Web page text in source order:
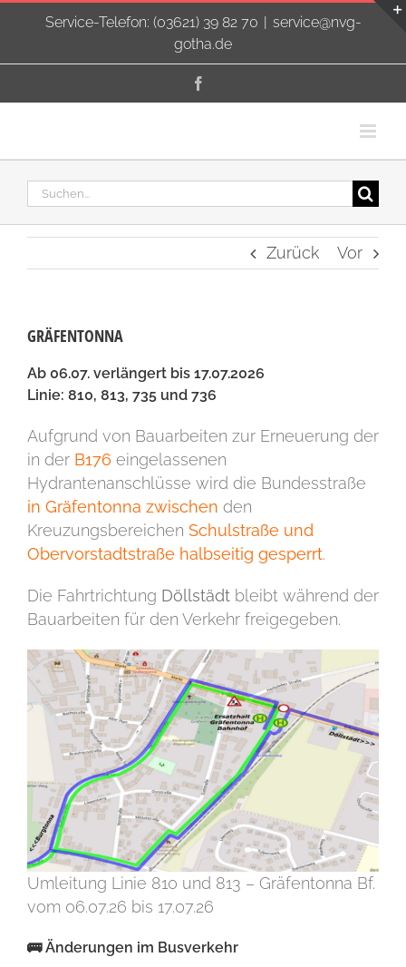
Service-Telefon: (03621) 39 82 70 | service@nvg-
gotha.de
Suche
nach:
Zurück Vor
GRÄFENTONNA
Ab 06.07. verlängert bis 17.07.2026
Linie: 810, 813, 735 und 736
Aufgrund von Bauarbeiten zur Erneuerung der
in der B176 eingelassenen
Hydrantenanschlüsse wird die Bundesstraße
in Gräfentonna zwischen den
Kreuzungsbereichen Schulstraße und
Obervorstadtstraße halbseitig gesperrt.
Die Fahrtrichtung Döllstädt bleibt während der
Bauarbeiten für den Verkehr freigegeben.
Umleitung Linie 810 und 813 – Gräfentonna Bf.
vom 06.07.26 bis 17.07.26
🚌 Änderungen im Busverkehr